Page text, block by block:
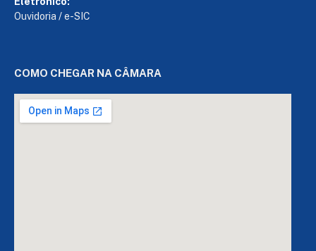
Ouvidoria /e-SIC
COMO CHEGAR NA CÂMARA